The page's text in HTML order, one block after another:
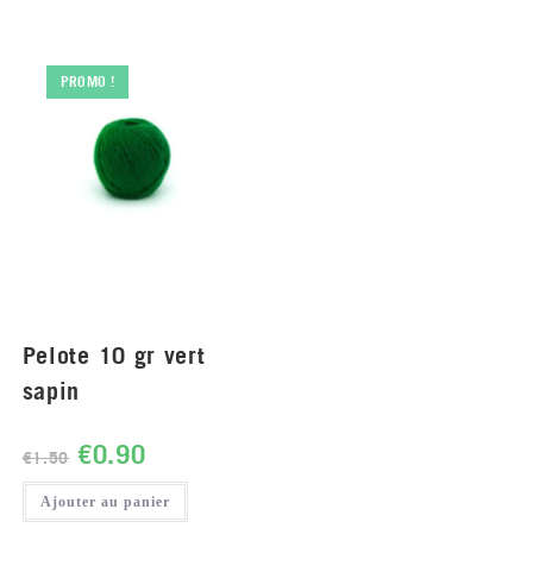
PROMO !
Pelote 10 gr vert
sapin
€1.50 €0.90
Ajouter au panier